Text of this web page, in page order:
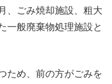
、ごみ焼却施設、粗大
一般廃棄物処理施設と
ため、前の方がごみを